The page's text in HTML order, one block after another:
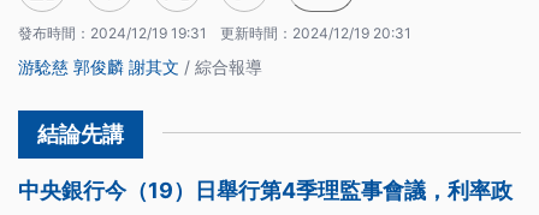
發布時間： 2024/12/19 19:31 更新時間： 2024/12/19 20:31
游騐慈 郭俊麟 謝其文 / 綜合報導
中央銀行今（19）日舉行第4季理監事會議，利率政